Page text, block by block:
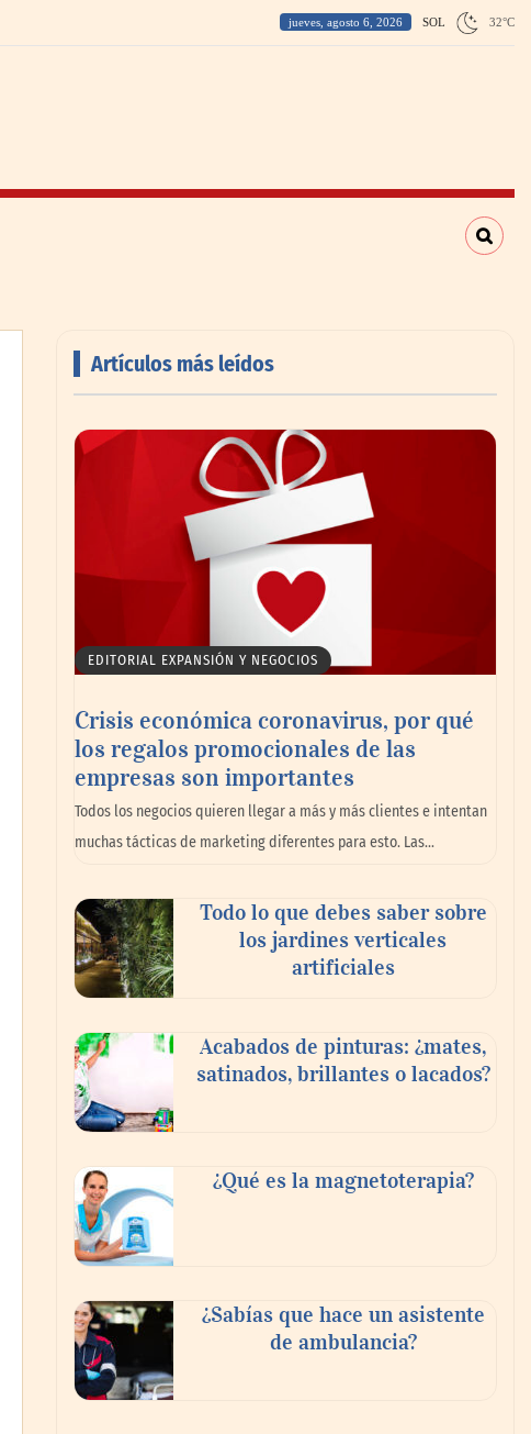
jueves, agosto 6, 2026 SOL 32°C
Artículos más leídos
EDITORIAL EXPANSIÓN Y NEGOCIOS
Crisis económica coronavirus, por qué
los regalos promocionales de las
empresas son importantes
Todos los negocios quieren llegar a más y más clientes e intentan
muchas tácticas de marketing diferentes para esto. Las…
Todo lo que debes saber sobre
los jardines verticales
artificiales
Acabados de pinturas: ¿mates,
satinados, brillantes o lacados?
¿Qué es la magnetoterapia?
¿Sabías que hace un asistente
de ambulancia?